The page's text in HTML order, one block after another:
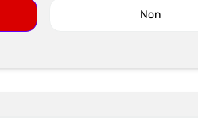
Non